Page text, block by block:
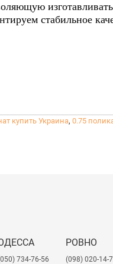
изготавливать
стабильное
купить Украина, 0.75
734-76-56
РОВНО
(098) 020-14-